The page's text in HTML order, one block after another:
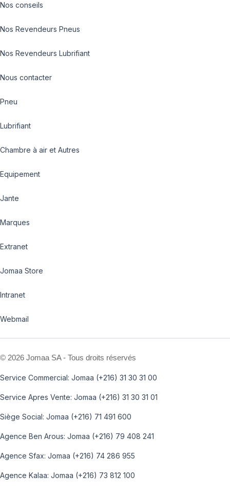
Nos conseils
Nos Revendeurs Pneus
Nos Revendeurs Lubrifiant
Nous contacter
Pneu
Lubrifiant
Chambre à air et Autres
Equipement
Jante
Marques
Extranet
Jomaa Store
Intranet
Webmail
© 2026 Jomaa SA - Tous droits réservés
Service Commercial: Jomaa (+216) 31 30 31 00
Service Apres Vente: Jomaa (+216) 31 30 31 01
Siège Social: Jomaa (+216) 71 491 600
Agence Ben Arous: Jomaa (+216) 79 408 241
Agence Sfax: Jomaa (+216) 74 286 955
Agence Kalaa: Jomaa (+216) 73 812 100